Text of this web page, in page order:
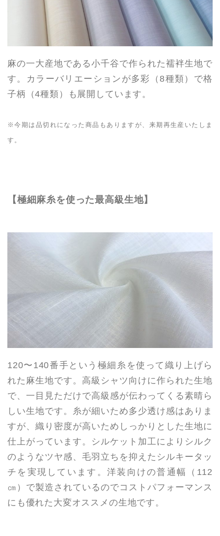
麻の一大産地である小千谷で作られた襦袢生地で
す。カラーバリエーションが多彩（8種類）で格
子柄（4種類）も展開しています。
※今期は品切れになった商品もありますが、来期再生産いたしま
す。
【極細麻糸を使った最高級生地】
120〜140番手という極細糸を使って織り上げら
れた麻生地です。高級シャツ向けに作られた生地
で、一目見ただけで高級感が伝わってくる素晴ら
しい生地です。糸が細いため多少透け感はありま
すが、織り密度が高いためしっかりとした生地に
仕上がっています。シルケット加工によりシルク
のようなツヤ感、毛羽立ちを抑えたシルキータッ
チを実現しています。洋装向けの普通幅（112
㎝）で製造されているのでコストパフォーマンス
にも優れた大変オススメの生地です。